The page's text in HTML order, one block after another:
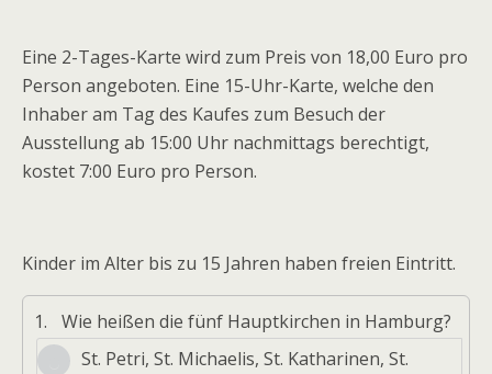
Eine 2-Tages-Karte wird zum Preis von 18,00 Euro pro
Person angeboten. Eine 15-Uhr-Karte, welche den
Inhaber am Tag des Kaufes zum Besuch der
Ausstellung ab 15:00 Uhr nachmittags berechtigt,
kostet 7:00 Euro pro Person.
Kinder im Alter bis zu 15 Jahren haben freien Eintritt.
1.
Wie heißen die fünf Hauptkirchen in Hamburg?
St. Petri, St. Michaelis, St. Katharinen, St.